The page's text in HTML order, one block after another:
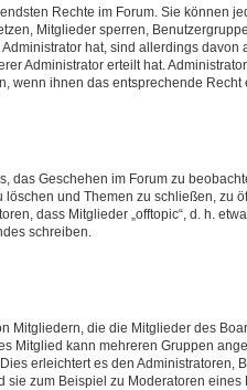
Rechte im Forum. Sie können
Mitglieder sperren,
hat, sind allerdings
Administrator erteilt hat.
wenn ihnen das entsprechende Recht
das Geschehen im Forum zu
löschen und Themen zu schließen, zu
dass Mitglieder „offtopic“, d. h.
schreiben.
Mitgliedern, die die Mitglieder des
Mitglied kann mehreren Gruppen
erleichtert es den Administratoren,
sie zum Beispiel zu Moderatoren